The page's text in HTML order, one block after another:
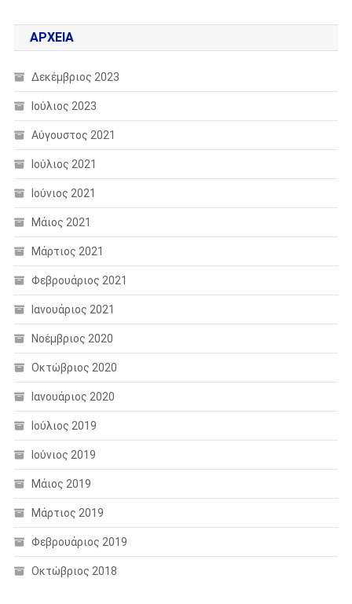
ΑΡΧΕΊΑ
Δεκέμβριος 2023
Ιούλιος 2023
Αύγουστος 2021
Ιούλιος 2021
Ιούνιος 2021
Μάιος 2021
Μάρτιος 2021
Φεβρουάριος 2021
Ιανουάριος 2021
Νοέμβριος 2020
Οκτώβριος 2020
Ιανουάριος 2020
Ιούλιος 2019
Ιούνιος 2019
Μάιος 2019
Μάρτιος 2019
Φεβρουάριος 2019
Οκτώβριος 2018